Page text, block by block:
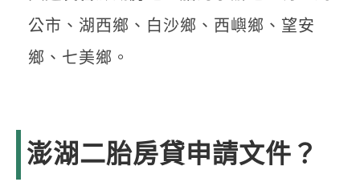
公市、湖西鄉、白沙鄉、西嶼鄉、望安
鄉、七美鄉。
澎湖二胎房貸申請文件？